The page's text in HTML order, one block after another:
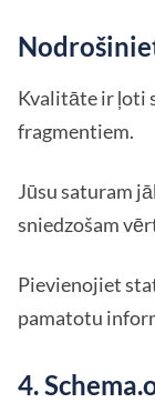
Kvalitāte ir ļoti
fragmentiem.
Jūsu saturam
sniedzošam
Pievienojiet
pamatotu
4.